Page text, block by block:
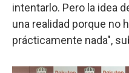
intentarlo. Pero la idea
una realidad porque no
prácticamente nada",